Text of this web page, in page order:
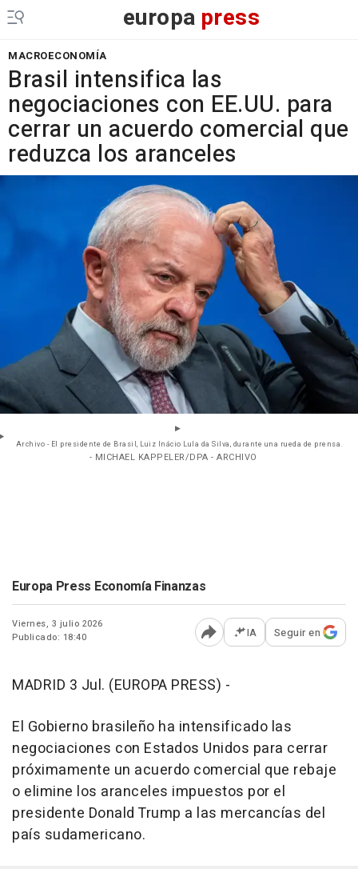
europa press
MACROECONOMÍA
Brasil intensifica las
negociaciones con EE.UU. para
cerrar un acuerdo comercial que
reduzca los aranceles
Archivo - El presidente de Brasil, Luiz Inácio Lula da Silva, durante una rueda de prensa.
- MICHAEL KAPPELER/DPA - ARCHIVO
Europa Press Economía Finanzas
Viernes, 3 julio 2026
Publicado: 18:40
Abrir opciones para
IA Seguir en
MADRID 3 Jul. (EUROPA PRESS) -
El Gobierno brasileño ha intensificado las
negociaciones con Estados Unidos para cerrar
próximamente un acuerdo comercial que rebaje
o elimine los aranceles impuestos por el
presidente Donald Trump a las mercancías del
país sudamericano.